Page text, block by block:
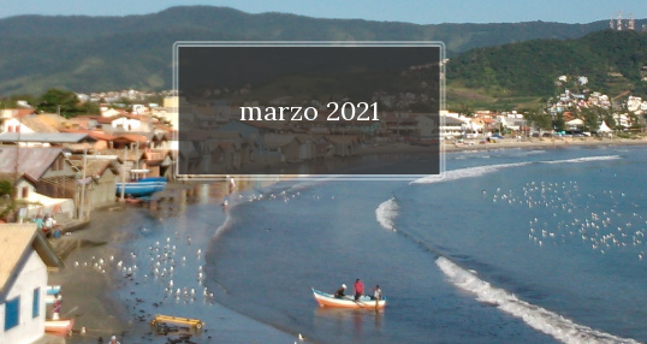
marzo 2021